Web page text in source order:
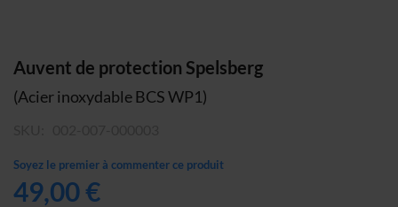
Skip
the
the
images
gallery
Auvent de protection Spelsberg
(Acier inoxydable BCS WP1)
Soyez le premier à commenter ce produit
49,00 €